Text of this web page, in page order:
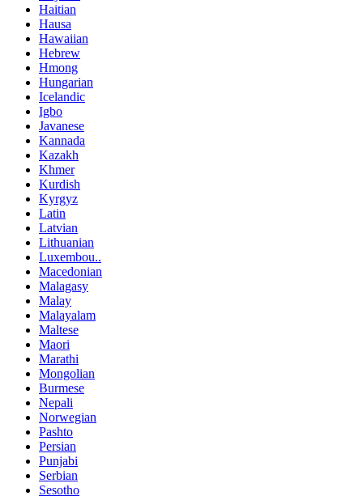
Haitian
Hausa
Hawaiian
Hebrew
Hmong
Hungarian
Icelandic
Igbo
Javanese
Kannada
Kazakh
Khmer
Kurdish
Kyrgyz
Latin
Latvian
Lithuanian
Luxembou..
Macedonian
Malagasy
Malay
Malayalam
Maltese
Maori
Marathi
Mongolian
Burmese
Nepali
Norwegian
Pashto
Persian
Punjabi
Serbian
Sesotho